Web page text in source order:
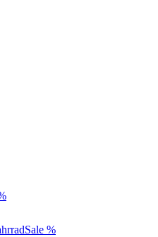
Sale %